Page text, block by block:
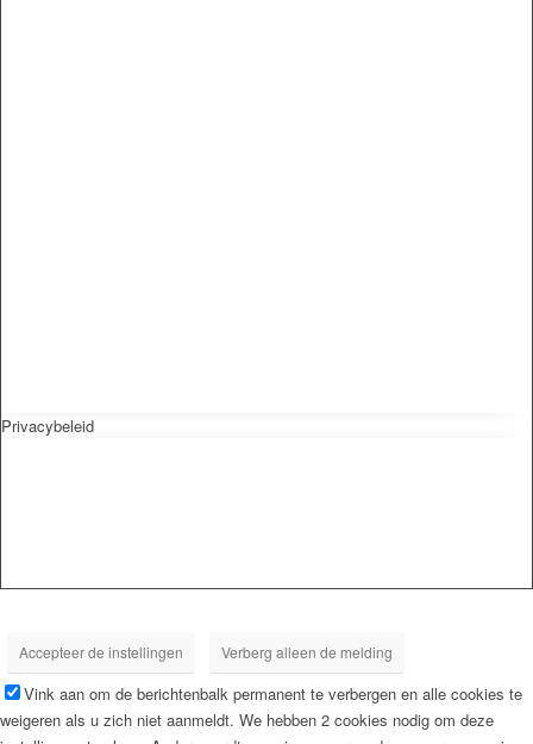
Privacybeleid
Accepteer de instellingen Verberg alleen de melding
Vink aan om de berichtenbalk permanent te verbergen en alle cookies te
weigeren als u zich niet aanmeldt. We hebben 2 cookies nodig om deze